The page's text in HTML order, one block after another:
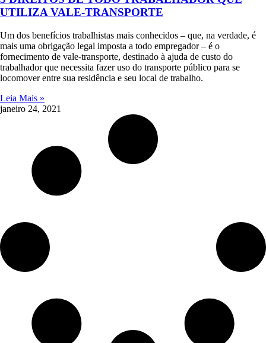
UTILIZA VALE-TRANSPORTE
Um dos benefícios trabalhistas mais conhecidos – que, na verdade, é
mais uma obrigação legal imposta a todo empregador – é o
fornecimento de vale-transporte, destinado à ajuda de custo do
trabalhador que necessita fazer uso do transporte público para se
locomover entre sua residência e seu local de trabalho.
Leia Mais »
janeiro 24, 2021